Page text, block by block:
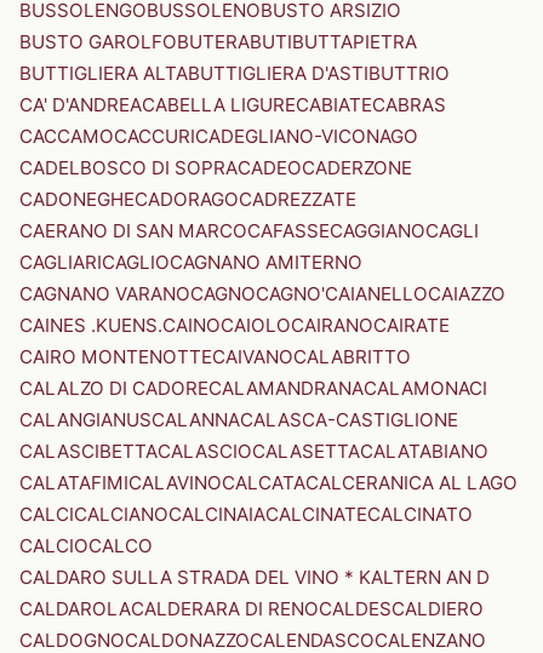
BUSSOLENGOBUSSOLENOBUSTO ARSIZIO
BUSTO GAROLFOBUTERABUTIBUTTAPIETRA
BUTTIGLIERA ALTABUTTIGLIERA D'ASTIBUTTRIO
CA' D'ANDREACABELLA LIGURECABIATECABRAS
CACCAMOCACCURICADEGLIANO-VICONAGO
CADELBOSCO DI SOPRACADEOCADERZONE
CADONEGHECADORAGOCADREZZATE
CAERANO DI SAN MARCOCAFASSECAGGIANOCAGLI
CAGLIARICAGLIOCAGNANO AMITERNO
CAGNANO VARANOCAGNOCAGNO'CAIANELLOCAIAZZO
CAINES .KUENS.CAINOCAIOLOCAIRANOCAIRATE
CAIRO MONTENOTTECAIVANOCALABRITTO
CALALZO DI CADORECALAMANDRANACALAMONACI
CALANGIANUSCALANNACALASCA-CASTIGLIONE
CALASCIBETTACALASCIOCALASETTACALATABIANO
CALATAFIMICALAVINOCALCATACALCERANICA AL LAGO
CALCICALCIANOCALCINAIACALCINATECALCINATO
CALCIOCALCO
CALDARO SULLA STRADA DEL VINO * KALTERN AN D
CALDAROLACALDERARA DI RENOCALDESCALDIERO
CALDOGNOCALDONAZZOCALENDASCOCALENZANO